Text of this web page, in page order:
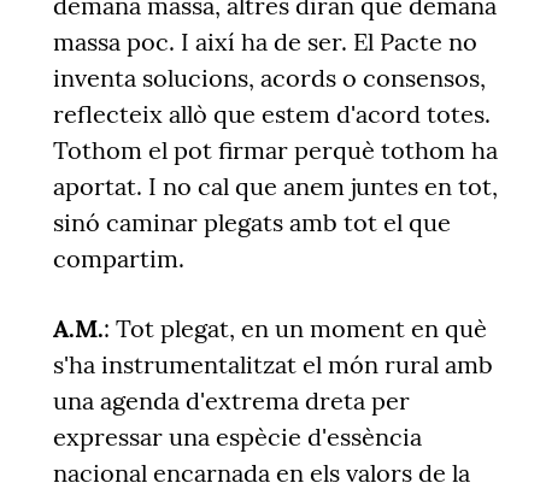
massa poc. I així ha de ser. El Pacte no
inventa solucions, acords o consensos,
reflecteix allò que estem d'acord totes.
Tothom el pot firmar perquè tothom ha
aportat. I no cal que anem juntes en tot,
sinó caminar plegats amb tot el que
compartim.
A.M.: Tot plegat, en un moment en què
s'ha instrumentalitzat el món rural amb
una agenda d'extrema dreta per
expressar una espècie d'essència
nacional encarnada en els valors de la